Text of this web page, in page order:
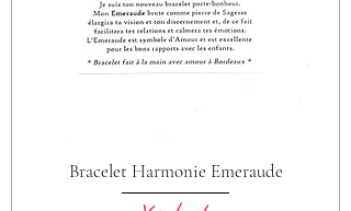
Bracelet Harmonie Emeraude